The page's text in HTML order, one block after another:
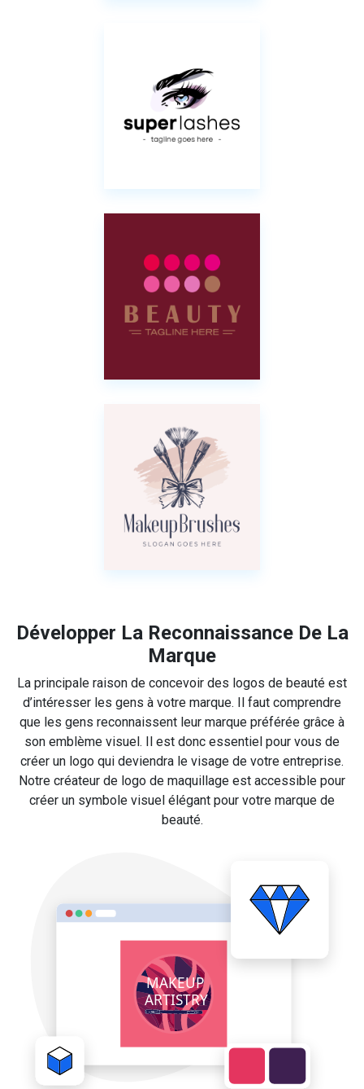
Développer La Reconnaissance De La
Marque
La principale raison de concevoir des logos de beauté est
d’intéresser les gens à votre marque. Il faut comprendre
que les gens reconnaissent leur marque préférée grâce à
son emblème visuel. Il est donc essentiel pour vous de
créer un logo qui deviendra le visage de votre entreprise.
Notre créateur de logo de maquillage est accessible pour
créer un symbole visuel élégant pour votre marque de
beauté.